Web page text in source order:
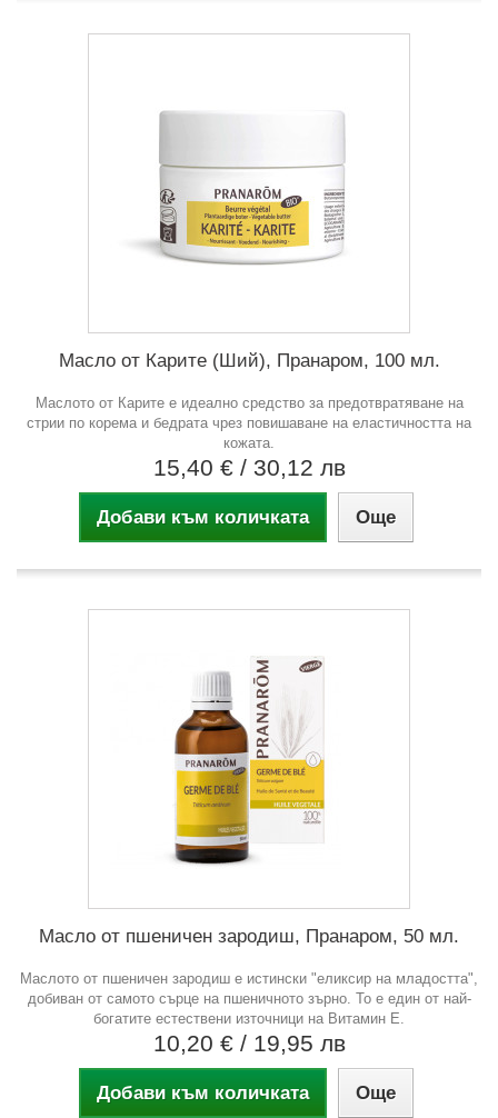
Масло от Карите (Ший), Пранаром, 100 мл.
Маслото от Карите е идеално средство за предотвратяване на
стрии по корема и бедрата чрез повишаване на еластичността на
кожата.
15,40 € / 30,12 лв
Добави към количката Още
Масло от пшеничен зародиш, Пранаром, 50 мл.
Маслото от пшеничен зародиш е истински "еликсир на младостта",
добиван от самото сърце на пшеничното зърно. То е един от най-
богатите естествени източници на Витамин Е.
10,20 € / 19,95 лв
Добави към количката Още